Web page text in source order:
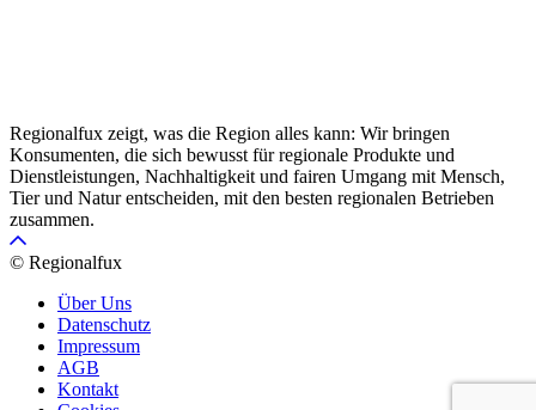
Regionalfux zeigt, was die Region alles kann: Wir bringen
Konsumenten, die sich bewusst für regionale Produkte und
Dienstleistungen, Nachhaltigkeit und fairen Umgang mit Mensch,
Tier und Natur entscheiden, mit den besten regionalen Betrieben
zusammen.
© Regionalfux
Über Uns
Datenschutz
Impressum
AGB
Kontakt